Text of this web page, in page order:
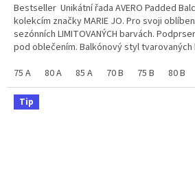
Bestseller Unikátní řada AVERO Padded
kolekcím značky MARIE JO. Pro svoji
sezónních LIMITOVANÝCH barvách.
pod oblečením. Balkónový styl
75 A
80 A 85 A 70 B 75 B 80 B
Tip